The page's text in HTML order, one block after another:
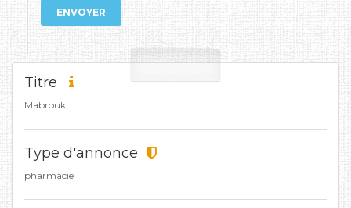
ENVOYER
Titre
Mabrouk
Type d'annonce
pharmacie